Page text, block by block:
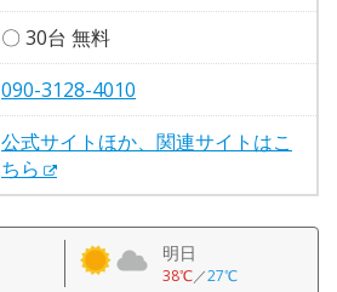
〇 30台 無料
090-3128-4010
公式サイトほか、関連サイトはこ
ちら
明日
38℃／27℃